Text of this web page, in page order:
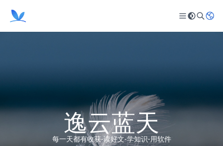
逸云蓝天
每一天都有收获-读好文-学知识-用软件